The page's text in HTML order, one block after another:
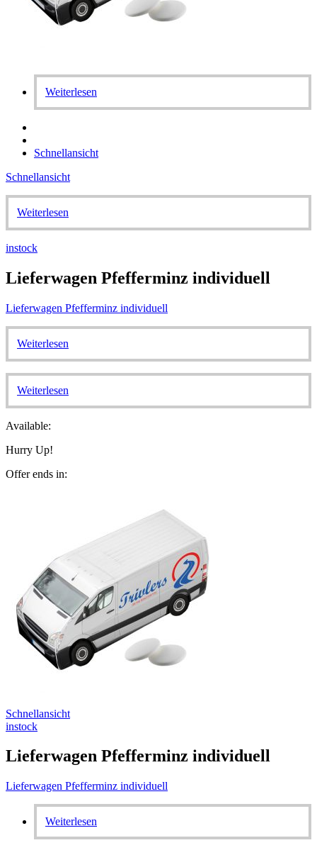
Weiterlesen
Schnellansicht
Schnellansicht
Weiterlesen
instock
Lieferwagen Pfefferminz individuell
Lieferwagen Pfefferminz individuell
Weiterlesen
Weiterlesen
Available:
Hurry Up!
Offer ends in:
Schnellansicht
instock
Lieferwagen Pfefferminz individuell
Lieferwagen Pfefferminz individuell
Weiterlesen